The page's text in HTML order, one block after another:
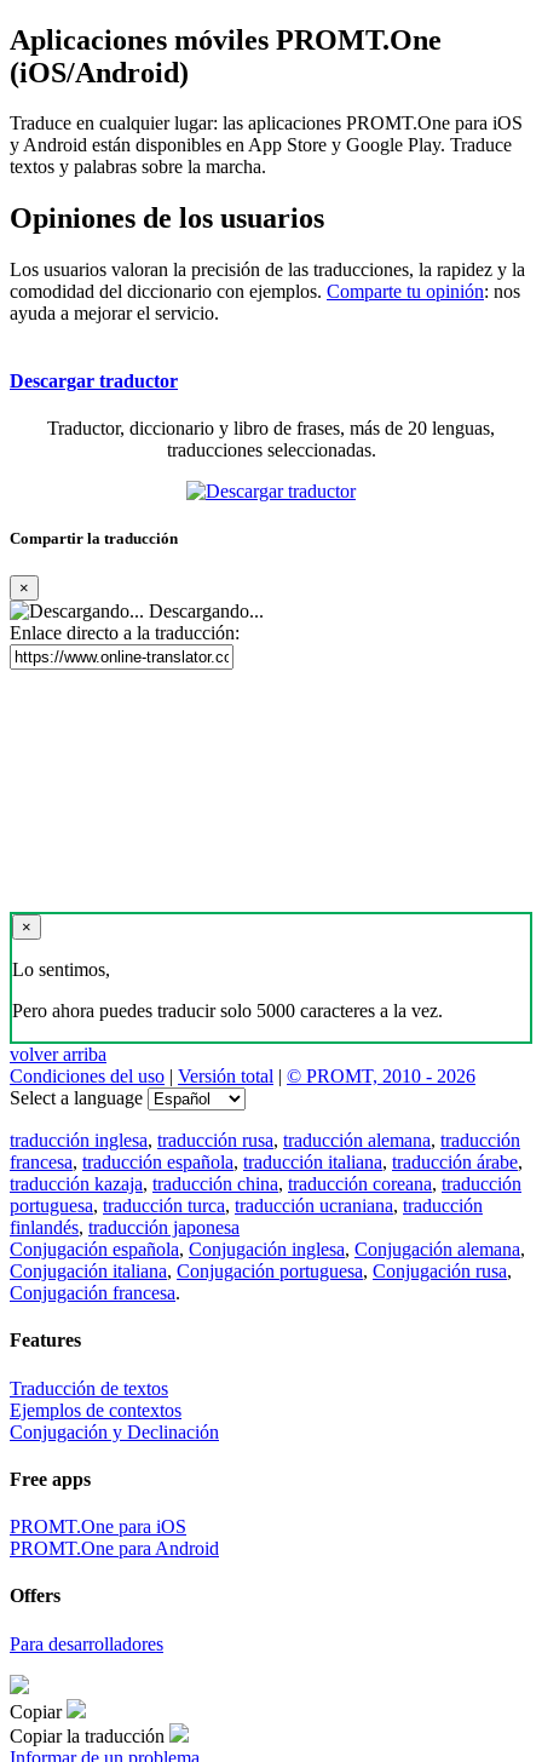
Aplicaciones móviles PROMT.One
(iOS/Android)
Traduce en cualquier lugar: las aplicaciones PROMT.One para iOS
y Android están disponibles en App Store y Google Play. Traduce
textos y palabras sobre la marcha.
Opiniones de los usuarios
Los usuarios valoran la precisión de las traducciones, la rapidez y la
comodidad del diccionario con ejemplos. Comparte tu opinión: nos
ayuda a mejorar el servicio.
Descargar traductor
Traductor, diccionario y libro de frases, más de 20 lenguas,
traducciones seleccionadas.
Compartir la traducción
×
Descargando...
Enlace directo a la traducción:
×
Lo sentimos,
Pero ahora puedes traducir solo 5000 caracteres a la vez.
volver arriba
Condiciones del uso | Versión total | © PROMT, 2010 - 2026
Select a language
traducción inglesa, traducción rusa, traducción alemana, traducción
francesa, traducción española, traducción italiana, traducción árabe,
traducción kazaja, traducción china, traducción coreana, traducción
portuguesa, traducción turca, traducción ucraniana, traducción
finlandés, traducción japonesa
Conjugación española, Conjugación inglesa, Conjugación alemana,
Conjugación italiana, Conjugación portuguesa, Conjugación rusa,
Conjugación francesa.
Features
Traducción de textos
Ejemplos de contextos
Conjugación y Declinación
Free apps
PROMT.One para iOS
PROMT.One para Android
Offers
Para desarrolladores
Copiar
Copiar la traducción
Informar de un problema